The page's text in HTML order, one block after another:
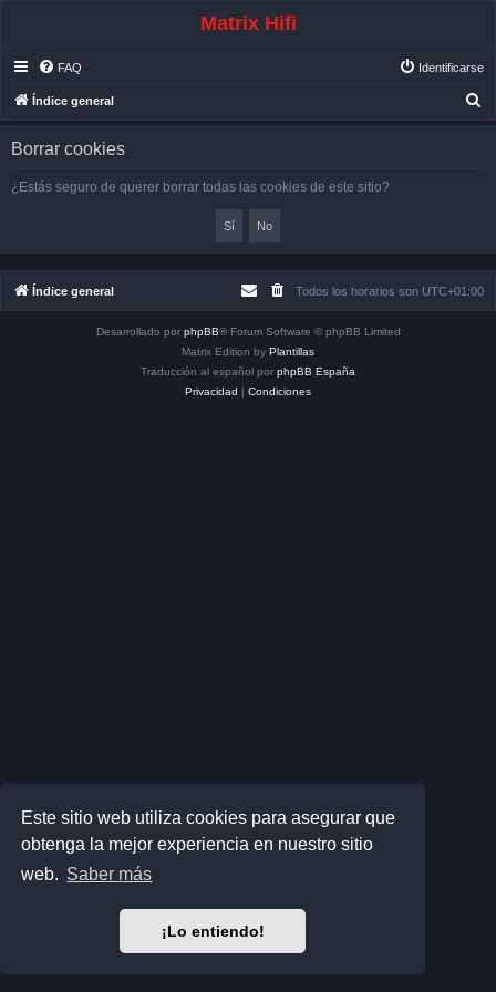
Este sitio web utiliza cookies para asegurar que
obtenga la mejor experiencia en nuestro sitio
web. Saber más
¡Lo entiendo!
Matrix Hifi
FAQ Identificarse
Índice general
Borrar cookies
¿Estás seguro de querer borrar todas las cookies de este sitio?
Índice general Todos los horarios son UTC+01:00
Desarrollado por phpBB® Forum Software © phpBB Limited
Matrix Edition by Plantillas
Traducción al español por phpBB España
Privacidad | Condiciones